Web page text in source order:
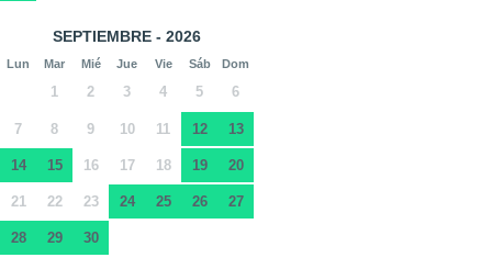
SEPTIEMBRE - 2026
Lun Mar Mié Jue Vie Sáb Dom
1 2 3 4 5 6
7 8 9 10 11 12 13
14 15 16 17 18 19 20
21 22 23 24 25 26 27
28 29 30